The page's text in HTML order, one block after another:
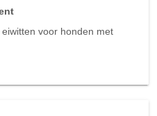
voor honden met